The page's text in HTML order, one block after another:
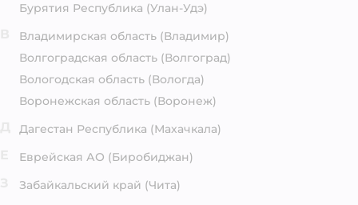
Бурятия Республика (Улан-Удэ)
Владимирская область (Владимир)
Волгоградская область (Волгоград)
Вологодская область (Вологда)
Воронежская область (Воронеж)
Дагестан Республика (Махачкала)
Еврейская АО (Биробиджан)
Забайкальский край (Чита)